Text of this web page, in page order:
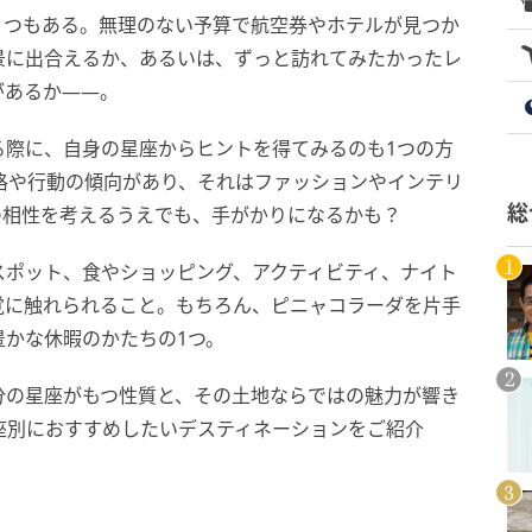
もある。無理のない予算で航空券やホテルが見つか
出合えるか、あるいは、ずっと訪れてみたかったレ
あるか――。
に、自身の星座からヒントを得てみるのも1つの方
行動の傾向があり、それはファッションやインテリ
性を考えるうえでも、手がかりになるかも？
ット、食やショッピング、アクティビティ、ナイト
触れられること。もちろん、ピニャコラーダを片手
な休暇のかたちの1つ。
星座がもつ性質と、その土地ならではの魅力が響き
におすすめしたいデスティネーションをご紹介